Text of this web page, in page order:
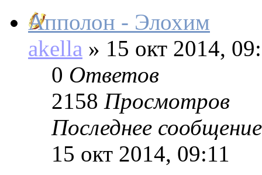
Апполон - Элохим
akella » 15 окт 2014,
0 Ответов
2158 Просмотров
Последнее сообщение
15 окт 2014, 09:11